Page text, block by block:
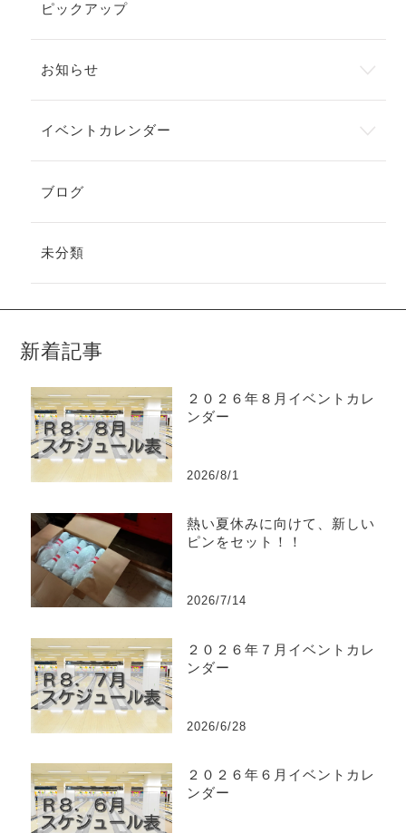
ピックアップ
お知らせ
イベントカレンダー
ブログ
未分類
新着記事
２０２６年８月イベントカレ
ンダー
2026/8/1
熱い夏休みに向けて、新しい
ピンをセット！！
2026/7/14
２０２６年７月イベントカレ
ンダー
2026/6/28
２０２６年６月イベントカレ
ンダー